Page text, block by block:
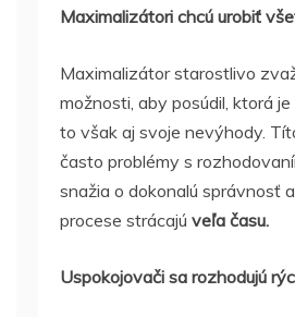
Maximalizátori chcú urobiť
Maximalizátor starostlivo
možnosti, aby posúdil, ktorá
to však aj svoje nevýhody.
často problémy s
snažia o dokonalú správnosť
procese strácajú veľa času.
Uspokojovači sa rozhodujú